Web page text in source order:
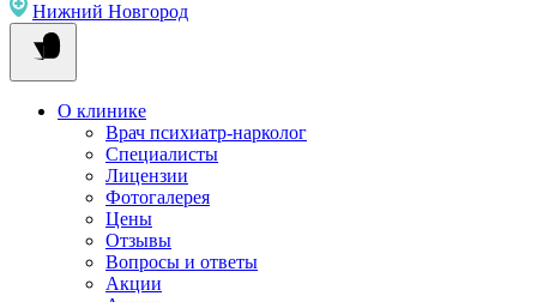
Нижний Новгород
О клинике
Врач психиатр-нарколог
Специалисты
Лицензии
Фотогалерея
Цены
Отзывы
Вопросы и ответы
Акции